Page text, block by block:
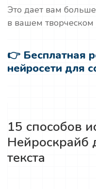
Это дает вам
в вашем творческом
👉 Бесплатная
нейросети для
15 способов
Нейроскрайб
текста